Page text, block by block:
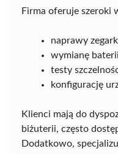
Firma oferuje szeroki
naprawy
wymianę
testy
konfigurację
Klienci mają do
biżuterii, często
Dodatkowo,